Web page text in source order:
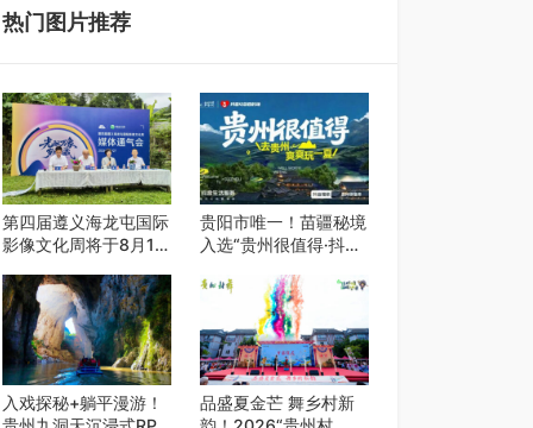
热门图片推荐
第四届遵义海龙屯国际
影像文化周将于8月15
贵阳市唯一！苗疆秘境
入选“贵州很值得·抖音
——来贵阳，必赴一场
秘境之约
入戏探秘+躺平漫游！
品盛夏金芒 舞乡村新